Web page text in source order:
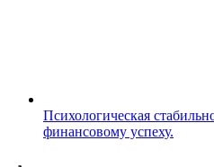
Психологическая
финансовому успеху.